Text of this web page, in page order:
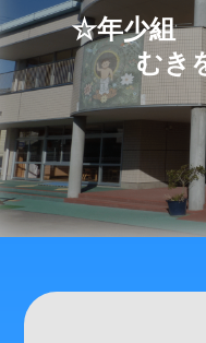
☆年少組
むき